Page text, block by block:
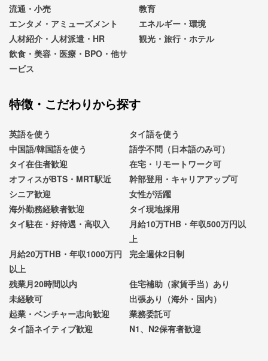
流通・小売
教育
エンタメ・アミューズメント
エネルギー・環境
人材紹介・人材派遣・HR
観光・旅行・ホテル
飲食・美容・医療・BPO・他サ
ービス
特徴・こだわりから探す
英語を使う
タイ語を使う
中国語/韓国語を使う
語学不問（日本語のみ可）
タイ在住者歓迎
在宅・リモートワーク可
オフィスがBTS・MRT駅近
幹部登用・キャリアアップ可
シニア歓迎
女性が活躍
海外勤務経験者歓迎
タイ現地採用
タイ駐在・好待遇・高収入
月給10万THB・年収500万円以
上
月給20万THB・年収1000万円
以上
完全週休2日制
残業月20時間以内
住宅補助（家賃手当）あり
未経験可
出張あり（海外・国内）
起業・ベンチャー志向歓迎
業務委託可
タイ語ネイティブ歓迎
N1、N2保有者歓迎